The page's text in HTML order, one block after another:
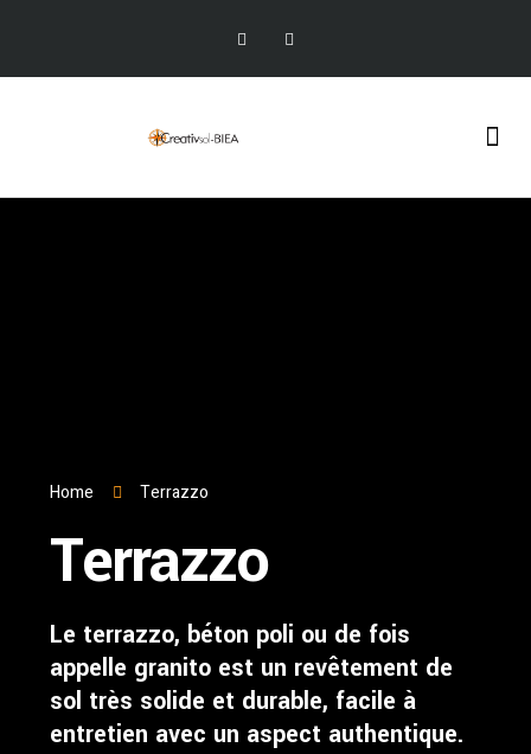
Home Terrazzo
Terrazzo
Le terrazzo, béton poli ou de fois
appelle granito est un revêtement de
sol très solide et durable, facile à
entretien avec un aspect authentique.